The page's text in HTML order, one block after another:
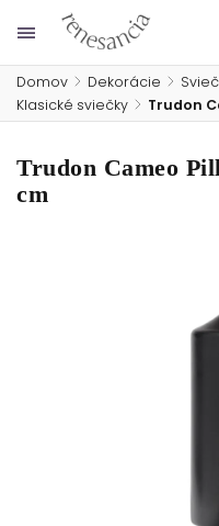
Domov / Dekorácie /
Klasické sviečky / Trudon
Trudon Cameo
cm